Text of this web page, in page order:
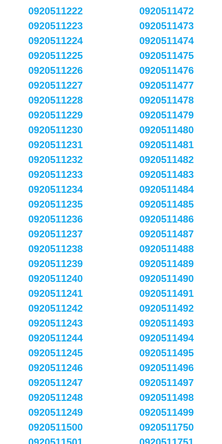
0920511222
0920511223
0920511224
0920511225
0920511226
0920511227
0920511228
0920511229
0920511230
0920511231
0920511232
0920511233
0920511234
0920511235
0920511236
0920511237
0920511238
0920511239
0920511240
0920511241
0920511242
0920511243
0920511244
0920511245
0920511246
0920511247
0920511248
0920511249
0920511472
0920511473
0920511474
0920511475
0920511476
0920511477
0920511478
0920511479
0920511480
0920511481
0920511482
0920511483
0920511484
0920511485
0920511486
0920511487
0920511488
0920511489
0920511490
0920511491
0920511492
0920511493
0920511494
0920511495
0920511496
0920511497
0920511498
0920511499
0920511500
0920511750